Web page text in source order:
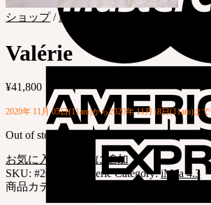
ショップ / NEORアーカイブ
Valérie
¥41,800
2020年 11 月 05日(11am)から2020年 11月18日(11am)まで
Out of stock
お気に入りリストに追加
SKU: #2011-i43-valerie Category:iMda 4.3
商品カテゴリー